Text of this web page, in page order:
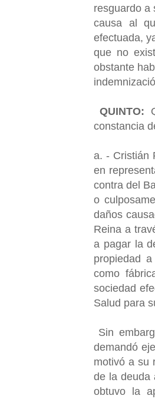
resguardo a
causa al
efectuada,
que no
obstante
QUINTO:
constancia
a. - Cristián
en
contra del
o
daños
Reina a
a pagar la
propiedad
como
sociedad
Salud para
Sin
demandó
motivó a su
de la deuda
obtuvo la